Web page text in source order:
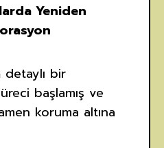
Yeniden
detaylı bir
başlamış ve
koruma altına